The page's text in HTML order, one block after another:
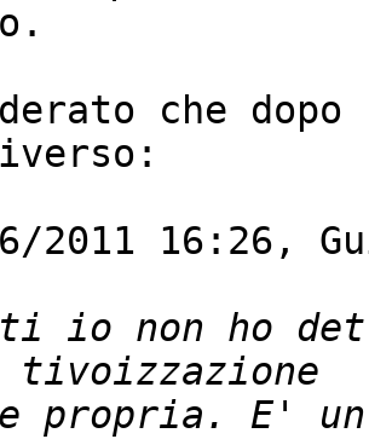
che
2011 16:26,
io non ho
propria. E'